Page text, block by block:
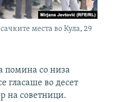
места во Кула, 29
помина со низа
гласаше во десет
на советници.